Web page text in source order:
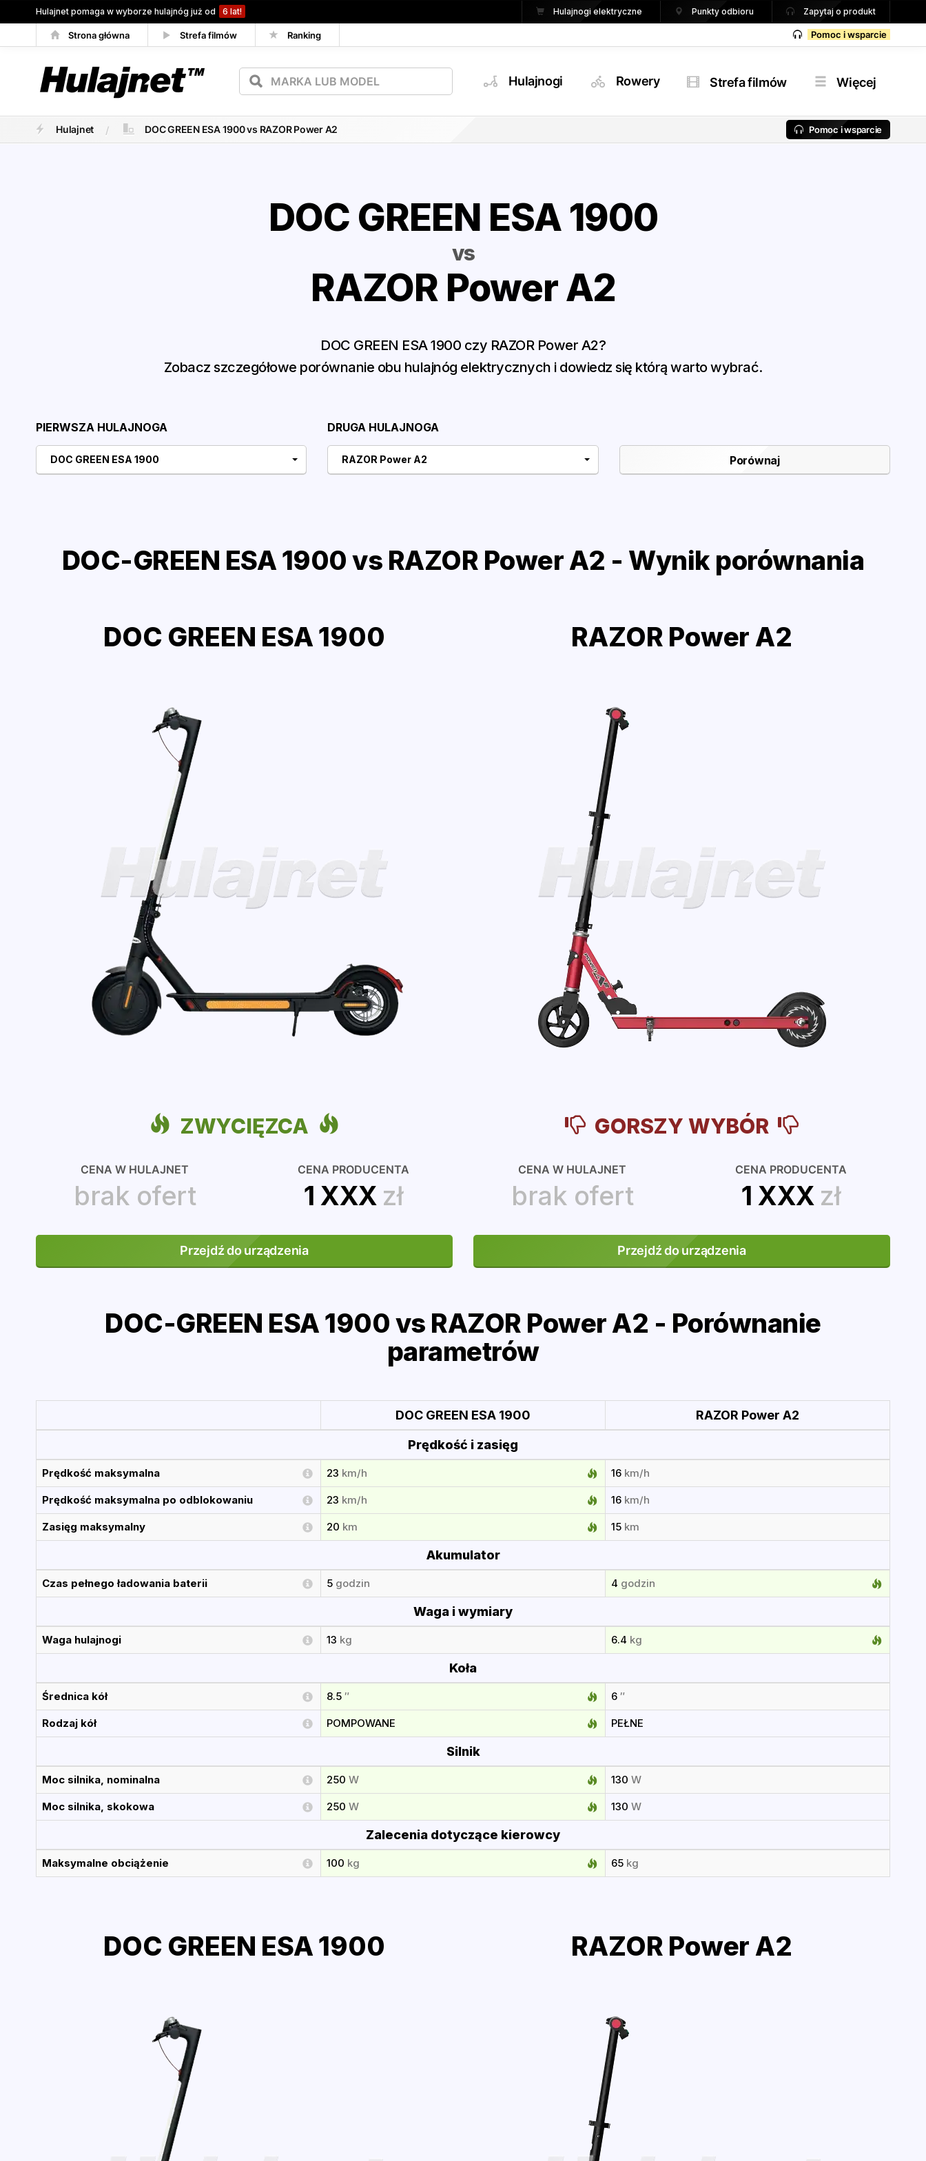
Hulajnet pomaga w wyborze hulajnóg już od 6 lat! Hulajnogi elektryczne Punkty odbioru Zapytaj o produkt
Strona główna Strefa filmów Ranking Pomoc i wsparcie
Hulajnogi Rowery Strefa filmów Więcej
Hulajnet DOC GREEN ESA 1900 vs RAZOR Power A2 Pomoc i wsparcie
DOC GREEN ESA 1900
vs
RAZOR Power A2
DOC GREEN ESA 1900 czy RAZOR Power A2?
Zobacz szczegółowe porównanie obu hulajnóg elektrycznych i dowiedz się którą warto wybrać.
PIERWSZA HULAJNOGA
DOC GREEN ESA 1900
DRUGA HULAJNOGA
RAZOR Power A2
DOC-GREEN ESA 1900 vs RAZOR Power A2 - Wynik porównania
DOC GREEN ESA 1900
ZWYCIĘZCA
CENA W HULAJNET
brak ofert
CENA PRODUCENTA
1 XXX zł
Przejdź do urządzenia
RAZOR Power A2
GORSZY WYBÓR
CENA W HULAJNET
brak ofert
CENA PRODUCENTA
1 XXX zł
Przejdź do urządzenia
DOC-GREEN ESA 1900 vs RAZOR Power A2 - Porównanie
parametrów
DOC GREEN ESA 1900 RAZOR Power A2
Prędkość i zasięg
Prędkość maksymalna 23 km/h 16 km/h
Prędkość maksymalna po odblokowaniu 23 km/h 16 km/h
Zasięg maksymalny 20 km 15 km
Akumulator
Czas pełnego ładowania baterii 5 godzin 4 godzin
Waga i wymiary
Waga hulajnogi 13 kg 6.4 kg
Koła
Średnica kół 8.5 ″ 6 ″
Rodzaj kół POMPOWANE PEŁNE
Silnik
Moc silnika, nominalna 250 W 130 W
Moc silnika, skokowa 250 W 130 W
Zalecenia dotyczące kierowcy
Maksymalne obciążenie 100 kg 65 kg
DOC GREEN ESA 1900 RAZOR Power A2